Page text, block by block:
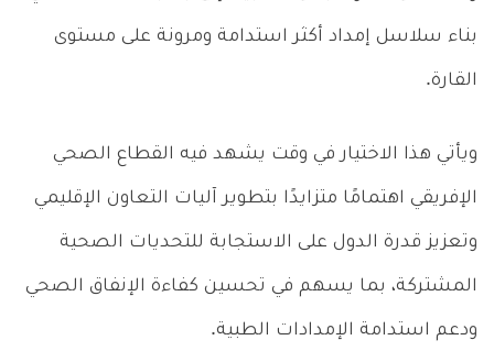
بناء سلاسل إمداد أكثر استدامة ومرونة على مستوى
القارة.
ويأتي هذا الاختيار في وقت يشهد فيه القطاع الصحي
الإفريقي اهتمامًا متزايدًا بتطوير آليات التعاون الإقليمي
وتعزيز قدرة الدول على الاستجابة للتحديات الصحية
المشتركة، بما يسهم في تحسين كفاءة الإنفاق الصحي
ودعم استدامة الإمدادات الطبية.